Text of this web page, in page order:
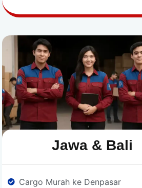
Jawa & Bali
Cargo Murah ke Denpasar